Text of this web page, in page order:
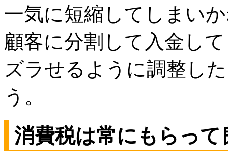
一気に短縮してしまい
顧客に分割して入金し
ズラせるように調整し
う。
消費税は常にもらって